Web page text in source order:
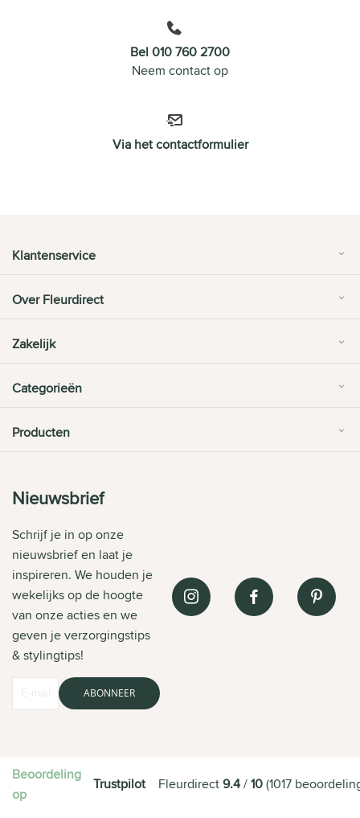
Bel 010 760 2700
Neem contact op
Via het contactformulier
Klantenservice
Over Fleurdirect
Zakelijk
Categorieën
Producten
Nieuwsbrief
Schrijf je in op onze
nieuwsbrief en laat je
inspireren. We houden je
wekelijks op de hoogte
van onze acties en we
geven je verzorgingstips
& stylingtips!
ABONNEER
Beoordeling
op
Trustpilot Fleurdirect9.4/10(1017